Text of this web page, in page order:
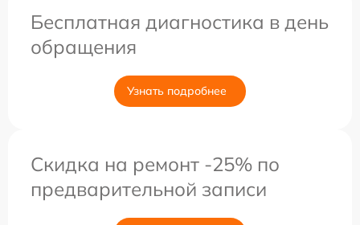
Бесплатная диагностика в день
обращения
Узнать подробнее
Скидка на ремонт -25% по
предварительной записи